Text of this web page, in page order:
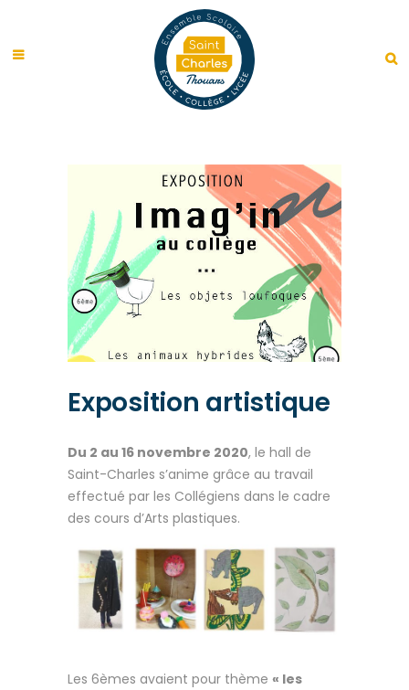
Exposition artistique
Du 2 au 16 novembre 2020, le hall de
Saint-Charles s’anime grâce au travail
effectué par les Collégiens dans le cadre
des cours d’Arts plastiques.
Les 6èmes avaient pour thème « les